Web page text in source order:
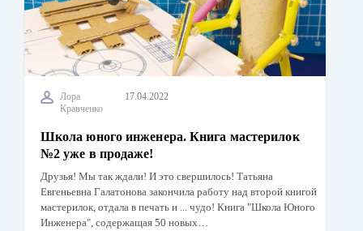
Лора
Кравченко
17.04.2022
Школа юного инженера. Книга мастерилок
№2 уже в продаже!
Друзья! Мы так ждали! И это свершилось! Татьяна
Евгеньевна Галатонова закончила работу над второй книгой
мастерилок, отдала в печать и ... чудо! Книга "Школа Юного
Инженера", содержащая 50 новых…